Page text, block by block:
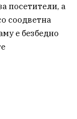
посетители, а
соодветна
е безбедно